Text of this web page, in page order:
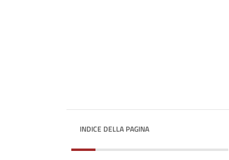
INDICE DELLA PAGINA